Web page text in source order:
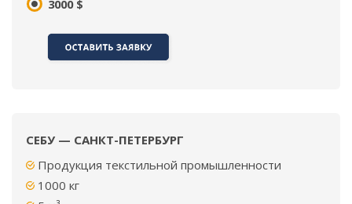
3000 $
СЕБУ — САНКТ-ПЕТЕРБУРГ
Продукция текстильной промышленности
1000 кг